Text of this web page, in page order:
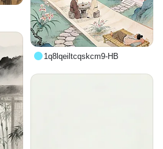
1q8lqeiltcqskcm9-HB